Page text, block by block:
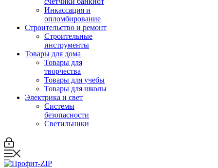
Инкассация и
опломбирование
Строительство и ремонт
Строительные
инструменты
Товары для дома
Товары для
творчества
Товары для учебы
Товары для школы
Электрика и свет
Системы
безопасности
Светильники